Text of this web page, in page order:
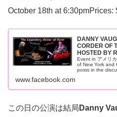
October 18th at 6:30pmPrices:
DANNY
CORDER OF
HOSTED BY
Event in アメリ
of New York and
posts in the
www.facebook.com
この日の公演は結局 Danny